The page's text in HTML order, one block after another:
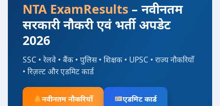
NTA ExamResults – नवीनतम
सरकारी नौकरी एवं भर्ती अपडेट
2026
SSC • रेलवे • बैंक • पुलिस • शिक्षक • UPSC • राज्य नौकरियाँ
• रिज़ल्ट और एडमिट कार्ड
नवीनतम नौकरियाँ एडमिट कार्ड